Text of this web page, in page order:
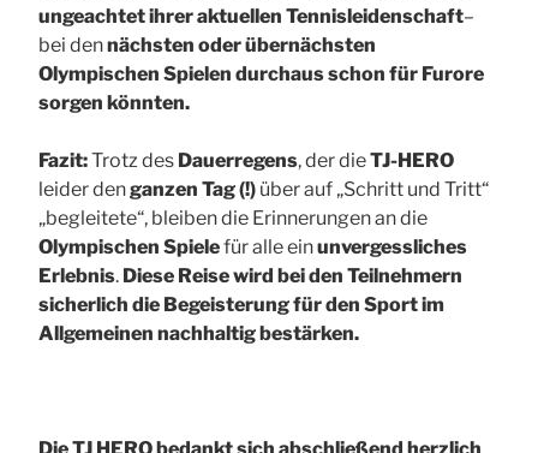
ungeachtet ihrer aktuellen Tennisleidenschaft–
bei dennächsten oder übernächsten
Olympischen Spielen durchaus schon für Furore
sorgen könnten.
Fazit:Trotz des Dauerregens, der dieTJ-HERO
leider denganzen Tag (!) über auf „Schritt und Tritt“
„begleitete“, bleiben die Erinnerungen an die
Olympischen Spielefür alle einunvergessliches
Erlebnis. Diese Reise wird bei den Teilnehmern
sicherlich die Begeisterung für den Sport im
Allgemeinen nachhaltig bestärken.